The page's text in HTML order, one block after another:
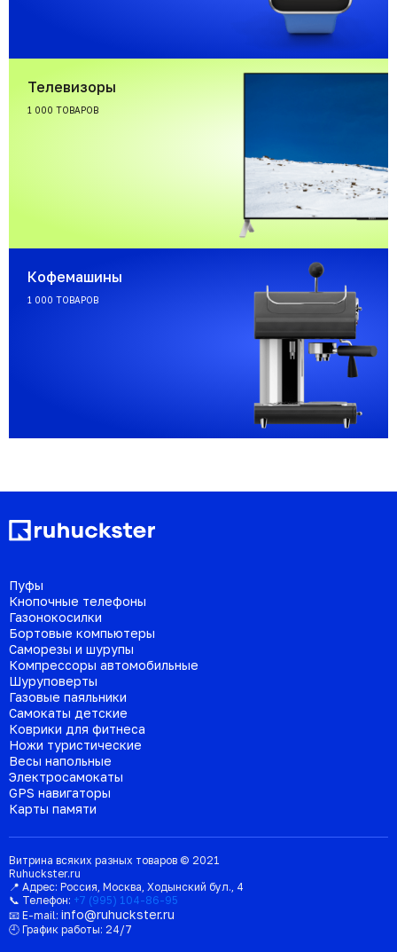
Телевизоры
1 000 ТОВАРОВ
Кофемашины
1 000 ТОВАРОВ
Пуфы
Кнопочные телефоны
Газонокосилки
Бортовые компьютеры
Саморезы и шурупы
Компрессоры автомобильные
Шуруповерты
Газовые паяльники
Самокаты детские
Коврики для фитнеса
Ножи туристические
Весы напольные
Электросамокаты
GPS навигаторы
Карты памяти
Витрина всяких разных товаров © 2021
Ruhuckster.ru
📍 Адрес: Россия, Москва, Ходынский бул., 4
📞 Телефон: +7 (995) 104-86-95
📧 E-mail: info@ruhuckster.ru
🕘 График работы: 24/7